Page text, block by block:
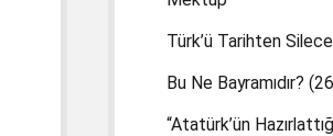
Türk’ü Tarihten
Bu Ne Bayramıdır?
“Atatürk’ün